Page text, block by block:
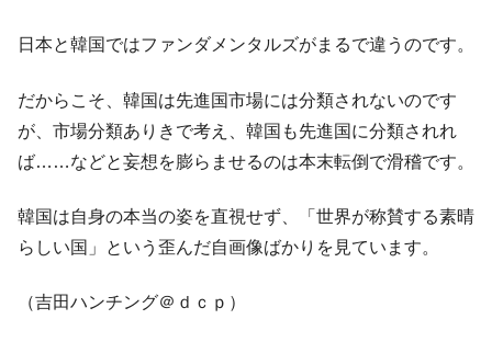
にぶん殴る法案」提出！⇒ クーパン問題は合衆国企業に対
する差別。許してはおかぬ
Fact1
日本の誇る海洋資源調査船『白嶺』は先進技術の
塊！
Fact1
夏の甲子園、優勝校を最も多く輩出している都道
府県とは？
Fact1 奇跡の毛色「白毛馬」とは？
日本と韓国ではファンダメンタルズがまるで違うのです。
だからこそ、韓国は先進国市場には分類されないのです
が、市場分類ありきで考え、韓国も先進国に分類されれ
ば……などと妄想を膨らませるのは本末転倒で滑稽です。
韓国は自身の本当の姿を直視せず、「世界が称賛する素晴
らしい国」という歪んだ自画像ばかりを見ています。
（吉田ハンチング＠ｄｃｐ）